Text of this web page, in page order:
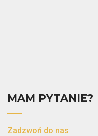
MAM PYTANIE?
Zadzwoń do nas